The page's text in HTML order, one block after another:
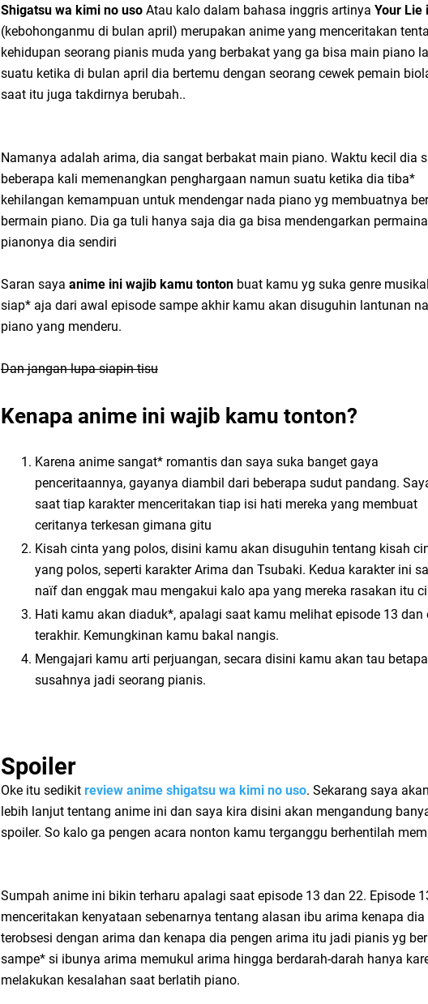
Shigatsu wa kimi no uso Atau kalo dalam bahasa inggris artinya Your Lie
(kebohonganmu di bulan april) merupakan anime yang menceritakan
kehidupan seorang pianis muda yang berbakat yang ga bisa main piano
suatu ketika di bulan april dia bertemu dengan seorang cewek pemain
saat itu juga takdirnya berubah..
Namanya adalah arima, dia sangat berbakat main piano. Waktu kecil dia
beberapa kali memenangkan penghargaan namun suatu ketika dia tiba*
kehilangan kemampuan untuk mendengar nada piano yg membuatnya
bermain piano. Dia ga tuli hanya saja dia ga bisa mendengarkan
pianonya dia sendiri
Saran saya anime ini wajib kamu tonton buat kamu yg suka genre
siap* aja dari awal episode sampe akhir kamu akan disuguhin lantunan
piano yang menderu.
Dan jangan lupa siapin tisu
Kenapa anime ini wajib kamu tonton?
Karena anime sangat* romantis dan saya suka banget gaya
penceritaannya, gayanya diambil dari beberapa sudut pandang.
saat tiap karakter menceritakan tiap isi hati mereka yang membuat
ceritanya terkesan gimana gitu
Kisah cinta yang polos, disini kamu akan disuguhin tentang kisah
yang polos, seperti karakter Arima dan Tsubaki. Kedua karakter ini
naïf dan enggak mau mengakui kalo apa yang mereka rasakan itu
Hati kamu akan diaduk*, apalagi saat kamu melihat episode 13 dan
terakhir. Kemungkinan kamu bakal nangis.
Mengajari kamu arti perjuangan, secara disini kamu akan tau betapa
susahnya jadi seorang pianis.
Spoiler
Oke itu sedikit review anime shigatsu wa kimi no uso. Sekarang saya
lebih lanjut tentang anime ini dan saya kira disini akan mengandung
spoiler. So kalo ga pengen acara nonton kamu terganggu berhentilah
Sumpah anime ini bikin terharu apalagi saat episode 13 dan 22. Episode
menceritakan kenyataan sebenarnya tentang alasan ibu arima kenapa
terobsesi dengan arima dan kenapa dia pengen arima itu jadi pianis yg
sampe* si ibunya arima memukul arima hingga berdarah-darah hanya
melakukan kesalahan saat berlatih piano.